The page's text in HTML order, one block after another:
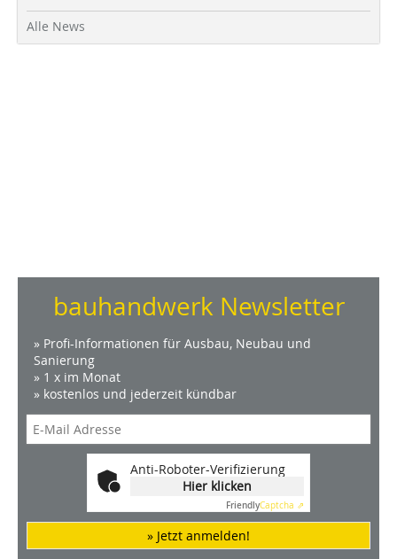
Alle News
bauhandwerk Newsletter
» Profi-Informationen für Ausbau, Neubau und
Sanierung
» 1 x im Monat
» kostenlos und jederzeit kündbar
Anti-Roboter-Verifizierung
Hier klicken
FriendlyCaptcha ⇗
» Jetzt anmelden!